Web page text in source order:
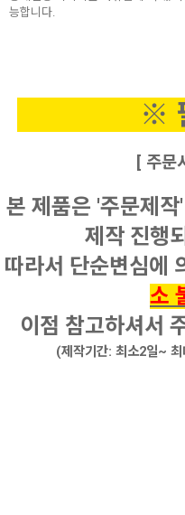
능합니다.
※
[ 주문
본 제품은 '주문제
제작 진행
따라서 단순변심에
소
이점 참고하셔서
(제작기간: 최소2일~